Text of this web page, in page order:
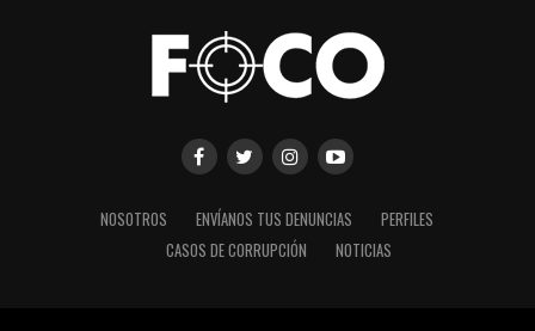
NOSOTROS ENVÍANOS TUS DENUNCIAS
PERFILES
CASOS DE CORRUPCIÓN
NOTICIAS